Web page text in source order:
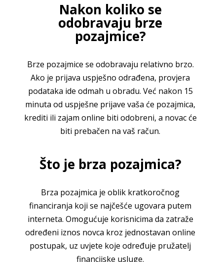
Nakon koliko se
odobravaju brze
pozajmice?
Brze pozajmice se odobravaju relativno brzo.
Ako je prijava uspješno odrađena, provjera
podataka ide odmah u obradu. Već nakon 15
minuta od uspješne prijave vaša će pozajmica,
krediti ili zajam online biti odobreni, a novac će
biti prebačen na vaš račun.
Što je brza pozajmica?
Brza pozajmica je oblik kratkoročnog
financiranja koji se najčešće ugovara putem
interneta. Omogućuje korisnicima da zatraže
određeni iznos novca kroz jednostavan online
postupak, uz uvjete koje određuje pružatelj
financijske usluge.